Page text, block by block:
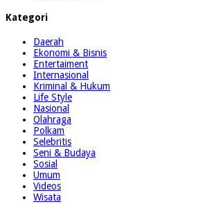
Kategori
Daerah
Ekonomi & Bisnis
Entertaiment
Internasional
Kriminal & Hukum
Life Style
Nasional
Olahraga
Polkam
Selebritis
Seni & Budaya
Sosial
Umum
Videos
Wisata